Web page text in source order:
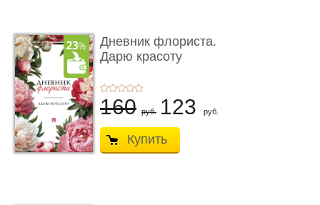
Дневник флориста.
Дарю красоту
160 руб. 123 руб.
Купить